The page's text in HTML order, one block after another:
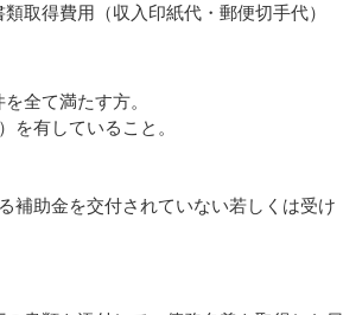
取得費用（収入印紙代・郵便切手代）
全て満たす方。
を有していること。
補助金を交付されていない若しくは受け